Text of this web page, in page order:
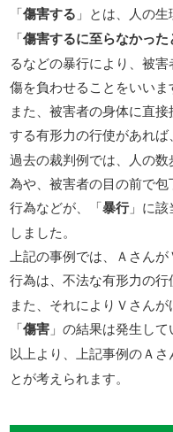
「傷害する 」とは、人の
「傷害するに至らなかった
るなどの暴行により、被
傷を負わせることをいいま
また、被害者の身体に直
する有形力の行使があれば
過去の裁判例では、人の
為や、被害者の目の前で
行為などが、「暴行」に該
しました。
上記の事例では、Ａさん
行為は、不法な有形力の
また、それによりＶさんが
「傷害 」の結果は発生して
以上より、上記事例のＡ
とが考えられます。